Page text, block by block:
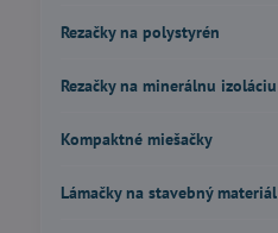
Rezačky na polystyrén
Rezačky na minerálnu izoláciu
Kompaktné miešačky
Lámačky na stavebný materiál